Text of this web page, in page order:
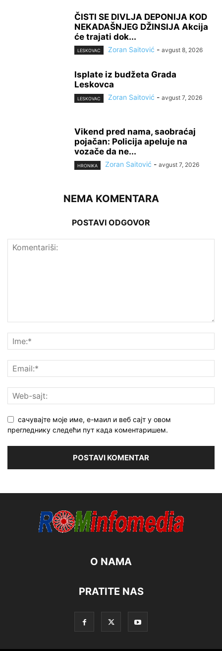
ČISTI SE DIVLJA DEPONIJA KOD
NEKADAŠNJEG DŽINSIJA Akcija
će trajati dok...
LESKOVAC Zoran Saitović - avgust 8, 2026
Isplate iz budžeta Grada
Leskovca
LESKOVAC Zoran Saitović - avgust 7, 2026
Vikend pred nama, saobraćaj
pojačan: Policija apeluje na
vozače da ne...
HRONIKA Zoran Saitović - avgust 7, 2026
NEMA KOMENTARA
POSTAVI ODGOVOR
сачувајте моје име, е-маил и веб сајт у овом
прегледнику следећи пут када коментаришем.
O NAMA
PRATITE NAS